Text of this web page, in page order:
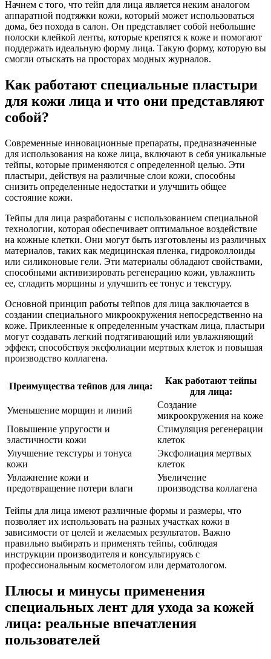
Начнем с того, что тейп для лица является неким аналогом
аппаратной подтяжки кожи, который может использоваться
дома, без похода в салон. Он представляет собой небольшие
полоски клейкой ленты, которые крепятся к коже и помогают
поддержать идеальную форму лица. Такую форму, которую вы
смогли отыскать на просторах модных журналов.
Как работают специальные пластыри
для кожи лица и что они представляют
собой?
Современные инновационные препараты, предназначенные
для использования на коже лица, включают в себя уникальные
тейпы, которые применяются с определенной целью. Эти
пластыри, действуя на различные слои кожи, способны
снизить определенные недостатки и улучшить общее
состояние кожи.
Тейпы для лица разработаны с использованием специальной
технологии, которая обеспечивает оптимальное воздействие
на кожные клетки. Они могут быть изготовлены из различных
материалов, таких как медицинская пленка, гидроколлоиды
или силиконовые гели. Эти материалы обладают свойствами,
способными активизировать регенерацию кожи, увлажнить
ее, сгладить морщины и улучшить ее тонус и текстуру.
Основной принцип работы тейпов для лица заключается в
создании специального микроокружения непосредственно на
коже. Приклеенные к определенным участкам лица, пластыри
могут создавать легкий подтягивающий или увлажняющий
эффект, способствуя эксфолиации мертвых клеток и повышая
производство коллагена.
Преимущества тейпов для лица:
Как работают тейпы
для лица:
Уменьшение морщин и линий
Создание
микроокружения на коже
Повышение упругости и
эластичности кожи
Стимуляция регенерации
клеток
Улучшение текстуры и тонуса
кожи
Эксфолиация мертвых
клеток
Увлажнение кожи и
предотвращение потери влаги
Увеличение
производства коллагена
Тейпы для лица имеют различные формы и размеры, что
позволяет их использовать на разных участках кожи в
зависимости от целей и желаемых результатов. Важно
правильно выбирать и применять тейпы, соблюдая
инструкции производителя и консультируясь с
профессиональным косметологом или дерматологом.
Плюсы и минусы применения
специальных лент для ухода за кожей
лица: реальные впечатления
пользователей